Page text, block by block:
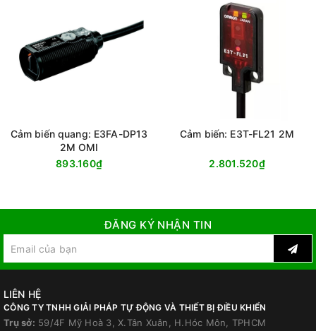
Cảm biến quang: E3FA-DP13
2M OMI
893.160₫
Cảm biến: E3T-FL21 2M
2.801.520₫
ĐĂNG KÝ NHẬN TIN
LIÊN HỆ
CÔNG TY TNHH GIẢI PHÁP TỰ ĐỘNG VÀ THIẾT BỊ ĐIỀU KHIỂN
Trụ sở: 59/4F Mỹ Hoà 3, X.Tân Xuân, H.Hóc Môn, TPHCM